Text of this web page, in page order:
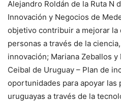
Alejandro Roldán de la Ruta N
Innovación y Negocios de
objetivo contribuir a mejorar la
personas a través de la
innovación; Mariana Zeballos y
Ceibal de Uruguay – Plan de
oportunidades para apoyar las
uruguayas a través de la